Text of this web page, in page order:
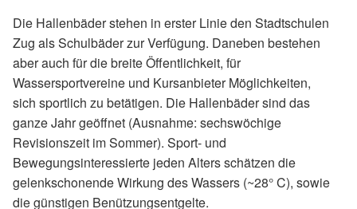
Die Hallenbäder stehen in erster Linie den Stadtschulen
Zug als Schulbäder zur Verfügung. Daneben bestehen
aber auch für die breite Öffentlichkeit, für
Wassersportvereine und Kursanbieter Möglichkeiten,
sich sportlich zu betätigen. Die Hallenbäder sind das
ganze Jahr geöffnet (Ausnahme: sechswöchige
Revisionszeit im Sommer). Sport- und
Bewegungsinteressierte jeden Alters schätzen die
gelenkschonende Wirkung des Wassers (~28° C), sowie
die günstigen Benützungsentgelte.